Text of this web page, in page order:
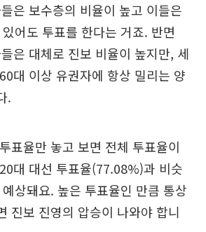
은 보수층의 비율이 높고 이들은
어도 투표를 한다는 거죠. 반면
은 대체로 진보 비율이 높지만, 세
대 이상 유권자에 항상 밀리는 양
.
표율만 놓고 보면 전체 투표율이
대 대선 투표율(77.08%)과 비슷
상돼요. 높은 투표율인 만큼 통상
진보 진영의 압승이 나와야 합니